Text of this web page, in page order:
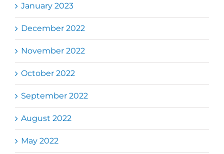
January 2023
December 2022
November 2022
October 2022
September 2022
August 2022
May 2022